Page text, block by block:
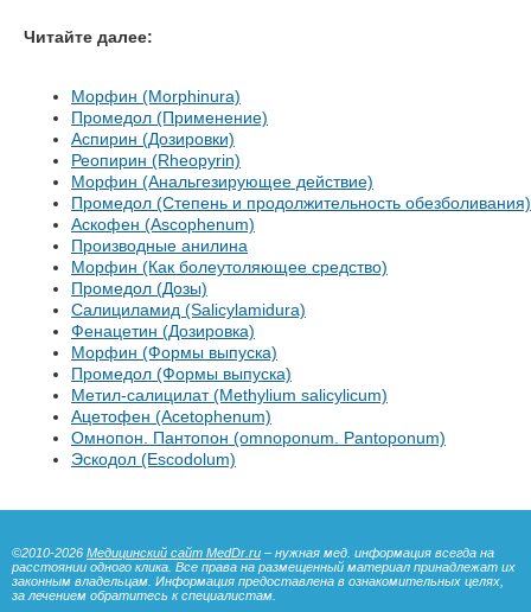
Читайте далее:
Морфин (Morphinura)
Промедол (Применение)
Аспирин (Дозировки)
Реопирин (Rheopyrin)
Морфин (Анальгезирующее действие)
Промедол (Степень и продолжительность обезболивания)
Аскофен (Ascophenum)
Производные анилина
Морфин (Как болеутоляющее средство)
Промедол (Дозы)
Салициламид (Salicylamidura)
Фенацетин (Дозировка)
Морфин (Формы выпуска)
Промедол (Формы выпуска)
Метил-салицилат (Methylium salicylicum)
Ацетофен (Acetophenum)
Омнопон. Пантопон (omnoponum. Pantoponum)
Эскодол (Escodolum)
©2010-2026 Медицинский сайт MedDr.ru – нужная мед. информация всегда на
расстоянии одного клика. Все права на размещенный материал принадлежат их
законным владельцам. Информация предоставлена в ознакомительных целях,
за лечением обратитесь к специалистам.